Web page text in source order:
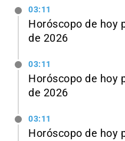
03:11
Horóscopo de hoy
de 2026
03:11
Horóscopo de hoy
de 2026
03:11
Horóscopo de hoy